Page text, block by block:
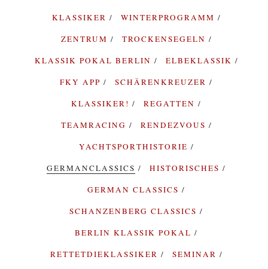
KLASSIKER
WINTERPROGRAMM
ZENTRUM
TROCKENSEGELN
KLASSIK POKAL BERLIN
ELBEKLASSIK
FKY APP
SCHÄRENKREUZER
KLASSIKER!
REGATTEN
TEAMRACING
RENDEZVOUS
YACHTSPORTHISTORIE
GERMANCLASSICS
HISTORISCHES
GERMAN CLASSICS
SCHANZENBERG CLASSICS
BERLIN KLASSIK POKAL
RETTETDIEKLASSIKER
SEMINAR